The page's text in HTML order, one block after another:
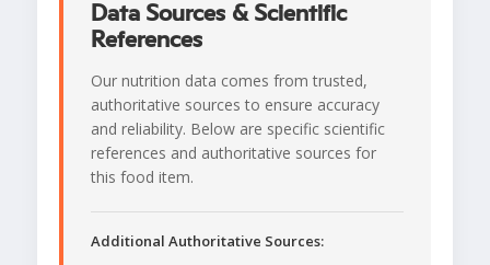
Data Sources & Scientific
References
Our nutrition data comes from trusted,
authoritative sources to ensure accuracy
and reliability. Below are specific scientific
references and authoritative sources for
this food item.
Additional Authoritative Sources: